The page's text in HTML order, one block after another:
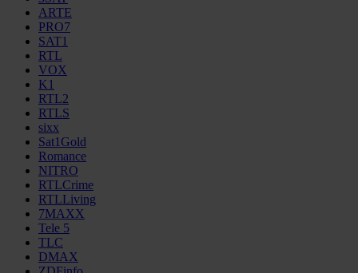
ARTE
PRO7
SAT1
RTL
VOX
K1
RTL2
RTLS
sixx
Sat1Gold
Romance
NITRO
RTLCrime
RTLLiving
7MAXX
Tele 5
TLC
DMAX